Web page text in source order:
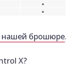
нашей брошюре.
X?